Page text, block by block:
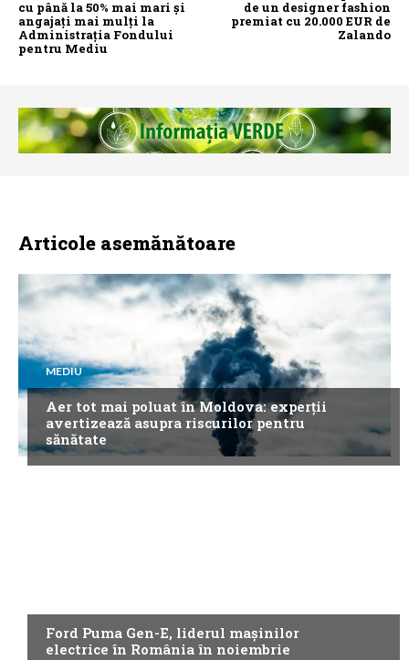
cu până la 50% mai mari și
angajați mai mulți la
Administrația Fondului
pentru Mediu
de un designer fashion
premiat cu 20.000 EUR de
Zalando
Articole asemănătoare
MEDIU
Aer tot mai poluat în Moldova: experții
avertizează asupra riscurilor pentru
sănătate
Ford Puma Gen-E, liderul mașinilor
electrice în România în noiembrie